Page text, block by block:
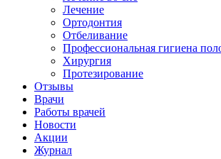
Лечение
Ортодонтия
Отбеливание
Профессиональная гигиена
Хирургия
Протезирование
Отзывы
Врачи
Работы врачей
Новости
Акции
Журнал